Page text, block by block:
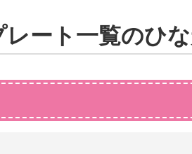
ート一覧のひ